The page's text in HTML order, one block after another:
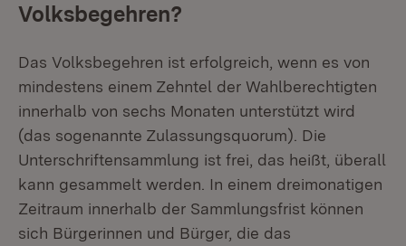
Volksbegehren?
Das Volksbegehren ist erfolgreich, wenn es von
mindestens einem Zehntel der Wahlberechtigten
innerhalb von sechs Monaten unterstützt wird
(das sogenannte Zulassungsquorum). Die
Unterschriftensammlung ist frei, das heißt, überall
kann gesammelt werden. In einem dreimonatigen
Zeitraum innerhalb der Sammlungsfrist können
sich Bürgerinnen und Bürger, die das